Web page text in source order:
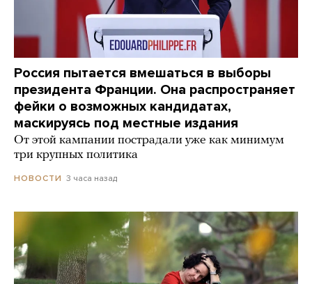
Россия пытается вмешаться в выборы
президента Франции. Она распространяет
фейки о возможных кандидатах,
маскируясь под местные издания
От этой кампании пострадали уже как минимум
три крупных политика
НОВОСТИ 3 часа назад